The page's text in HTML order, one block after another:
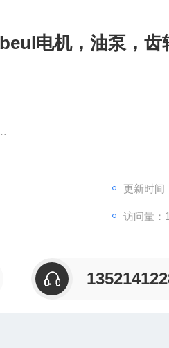
电机，油泵，齿
司
更新时间
访问量：